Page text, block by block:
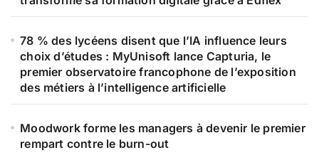
78 % des lycéens disent que l’IA influence leurs
choix d’études : MyUnisoft lance Capturia, le
premier observatoire francophone de l’exposition
des métiers à l’intelligence artificielle
Moodwork forme les managers à devenir le premier
rempart contre le burn-out